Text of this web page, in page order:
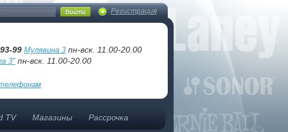
Регистрация
99 Мулявина 3 пн-вск. 11.00-20.00
3" пн-вск. 11.00-20.00
TV Магазины Рассрочка